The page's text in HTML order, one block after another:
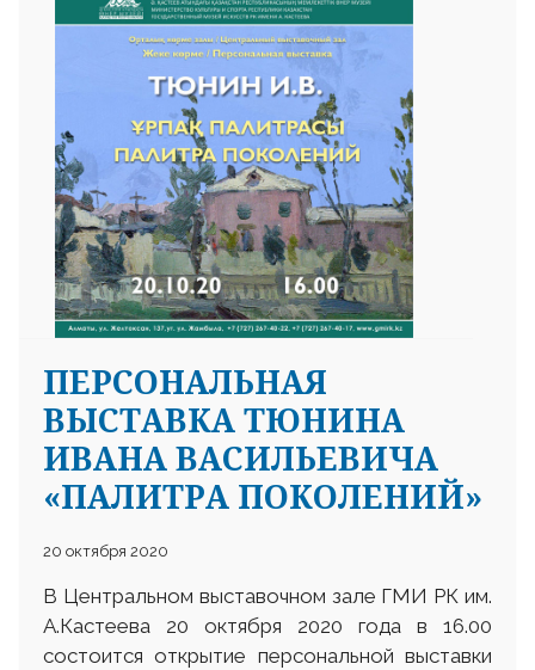
ПЕРСОНАЛЬНАЯ
ВЫСТАВКА ТЮНИНА
ИВАНА ВАСИЛЬЕВИЧА
«ПАЛИТРА ПОКОЛЕНИЙ»
20 октября 2020
В Центральном выставочном зале ГМИ РК им.
А.Кастеева 20 октября 2020 года в 16.00
состоится открытие персональной выставки